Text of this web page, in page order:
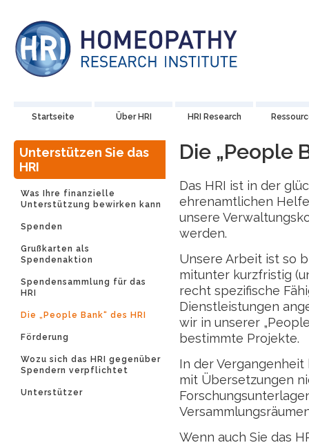
Startseite Über HRI HRI Research
Unterstützen Sie das
HRI
Was Ihre finanzielle
Unterstützung bewirken kann
Spenden
Grußkarten als
Spendenaktion
Spendensammlung für das
HRI
Die „People Bank“ des HRI
Förderung
Wozu sich das HRI gegenüber
Spendern verpflichtet
Unterstützer
Die „People
Das HRI ist in der
ehrenamtlichen
unsere
werden.
Unsere Arbeit ist so
mitunter kurzfristig
recht spezifische
Dienstleistungen
wir in unserer
bestimmte Projekte.
In der
mit Übersetzungen
Wenn auch Sie das